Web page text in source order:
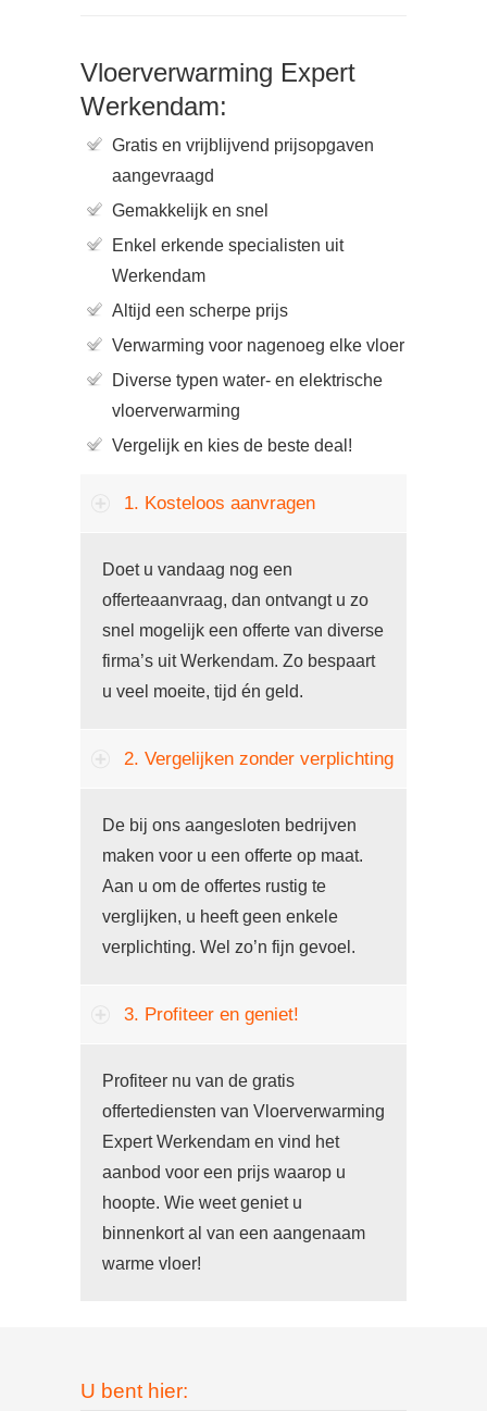
Vloerverwarming Expert
Werkendam:
Gratis en vrijblijvend prijsopgaven
aangevraagd
Gemakkelijk en snel
Enkel erkende specialisten uit
Werkendam
Altijd een scherpe prijs
Verwarming voor nagenoeg elke vloer
Diverse typen water- en elektrische
vloerverwarming
Vergelijk en kies de beste deal!
1. Kosteloos aanvragen
Doet u vandaag nog een
offerteaanvraag, dan ontvangt u zo
snel mogelijk een offerte van diverse
firma’s uit Werkendam. Zo bespaart
u veel moeite, tijd én geld.
2. Vergelijken zonder verplichting
De bij ons aangesloten bedrijven
maken voor u een offerte op maat.
Aan u om de offertes rustig te
verglijken, u heeft geen enkele
verplichting. Wel zo’n fijn gevoel.
3. Profiteer en geniet!
Profiteer nu van de gratis
offertediensten van Vloerverwarming
Expert Werkendam en vind het
aanbod voor een prijs waarop u
hoopte. Wie weet geniet u
binnenkort al van een aangenaam
warme vloer!
U bent hier: